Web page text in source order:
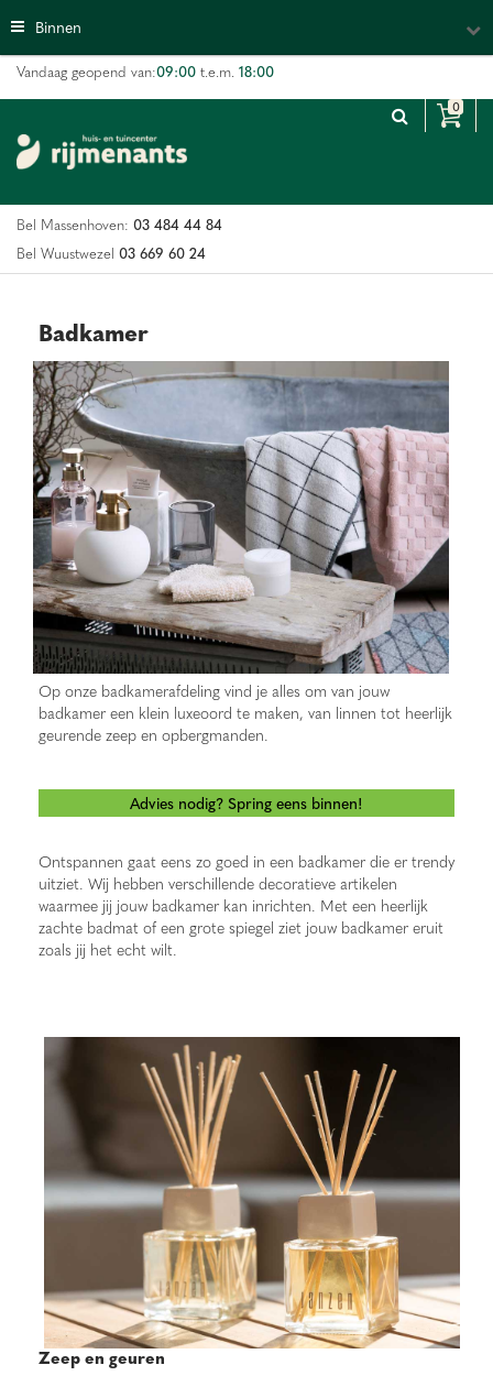
n
n
n
Binnen
Vandaag geopend van:09:00 t.e.m. 18:00
Bel Massenhoven: 03 484 44 84
Bel Wuustwezel 03 669 60 24
Badkamer
Op onze badkamerafdeling vind je alles om van jouw
badkamer een klein luxeoord te maken, van linnen tot heerlijk
geurende zeep en opbergmanden.
Advies nodig? Spring eens binnen!
Ontspannen gaat eens zo goed in een badkamer die er trendy
uitziet. Wij hebben verschillende decoratieve artikelen
waarmee jij jouw badkamer kan inrichten. Met een heerlijk
zachte badmat of een grote spiegel ziet jouw badkamer eruit
zoals jij het echt wilt.
Zeep en geuren